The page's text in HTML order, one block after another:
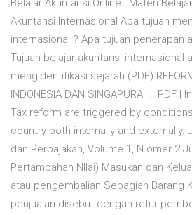
Belajar Akuntansi Online | Materi
Akuntansi Internasional Apa tujuan
internasional ? Apa tujuan penerapan
Tujuan belajar akuntansi internasional
mengidentifikasi sejarah (PDF)
INDONESIA DAN SINGAPURA: … PDF
Tax reform are triggered by
country both internally and externally.
dan Perpajakan, Volume 1, N omer 2
Pertambahan NIlai) Masukan dan
atau pengembalian Sebagian Barang
penjualan disebut dengan retur